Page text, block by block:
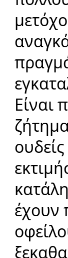
Είναι
έχουν